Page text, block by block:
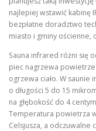
najlepiej wstawić kabinę
bezpłatne doradztwo
miasto i gminy ościenne,
Sauna infrared różni się
piec nagrzewa
ogrzewa ciało. W
o długości 5 do 15
na głębokość do 4
Temperatura powietrza
Celsjusza, a odczuwalne